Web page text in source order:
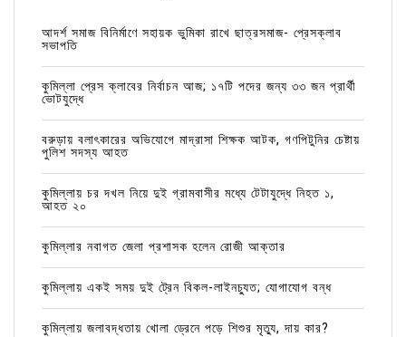
আদর্শ সমাজ বিনির্মাণে সহায়ক ভুমিকা রাখে ছাত্রসমাজ- প্রেসক্লাব
সভাপতি
কুমিল্লা প্রেস ক্লাবের নির্বাচন আজ; ১৭টি পদের জন্য ৩৩ জন প্রার্থী
ভোটযুদ্ধে
বরুড়ায় বলাৎকারের অভিযোগে মাদ্রাসা শিক্ষক আটক, গণপিটুনির চেষ্টায়
পুলিশ সদস্য আহত
কুমিল্লায় চর দখল নিয়ে দুই গ্রামবাসীর মধ্যে টেটাযুদ্ধে নিহত ১,
আহত ২০
কুমিল্লার নবাগত জেলা প্রশাসক হলেন রোজী আক্তার
কুমিল্লায় একই সময় দুই ট্রেন বিকল-লাইনচ্যুত; যোগাযোগ বন্ধ
কুমিল্লায় জলাবদ্ধতায় খোলা ড্রেনে পড়ে শিশুর মৃত্যু, দায় কার?